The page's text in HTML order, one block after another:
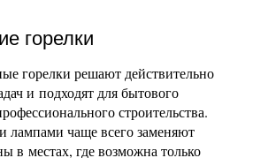
горелки
горелки решают действительно
и подходят для бытового
строительства.
лампами чаще всего заменяют
в местах, где возможна только